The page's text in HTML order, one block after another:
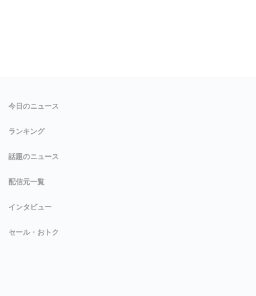
今日のニュース
ランキング
話題のニュース
配信元一覧
インタビュー
セール・おトク